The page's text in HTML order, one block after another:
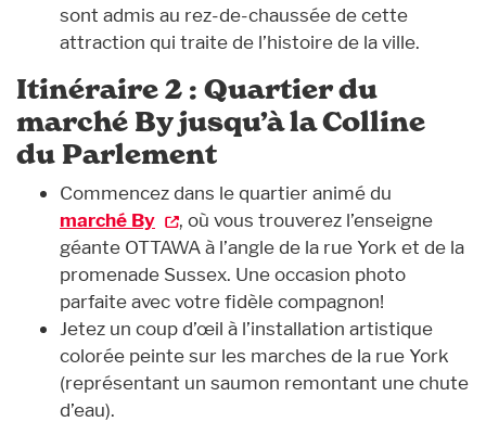
sont admis au rez-de-chaussée de cette
attraction qui traite de l’histoire de la ville.
Itinéraire 2 : Quartier du
marché By jusqu’à la Colline
du Parlement
Commencez dans le quartier animé du
marché By
, où vous trouverez l’enseigne
géante OTTAWA à l’angle de la rue York et de la
promenade Sussex. Une occasion photo
parfaite avec votre fidèle compagnon!
Jetez un coup d’œil à l’installation artistique
colorée peinte sur les marches de la rue York
(représentant un saumon remontant une chute
d’eau).